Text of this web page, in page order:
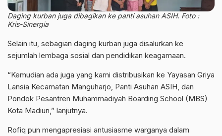
Daging kurban juga dibagikan ke panti asuhan ASIH. Foto :
Kris-Sinergia
Selain itu, sebagian daging kurban juga disalurkan ke
sejumlah lembaga sosial dan pendidikan keagamaan.
“Kemudian ada juga yang kami distribusikan ke Yayasan Griya
Lansia Kecamatan Manguharjo, Panti Asuhan ASIH, dan
Pondok Pesantren Muhammadiyah Boarding School (MBS)
Kota Madiun,” lanjutnya.
Rofiq pun mengapresiasi antusiasme warganya dalam